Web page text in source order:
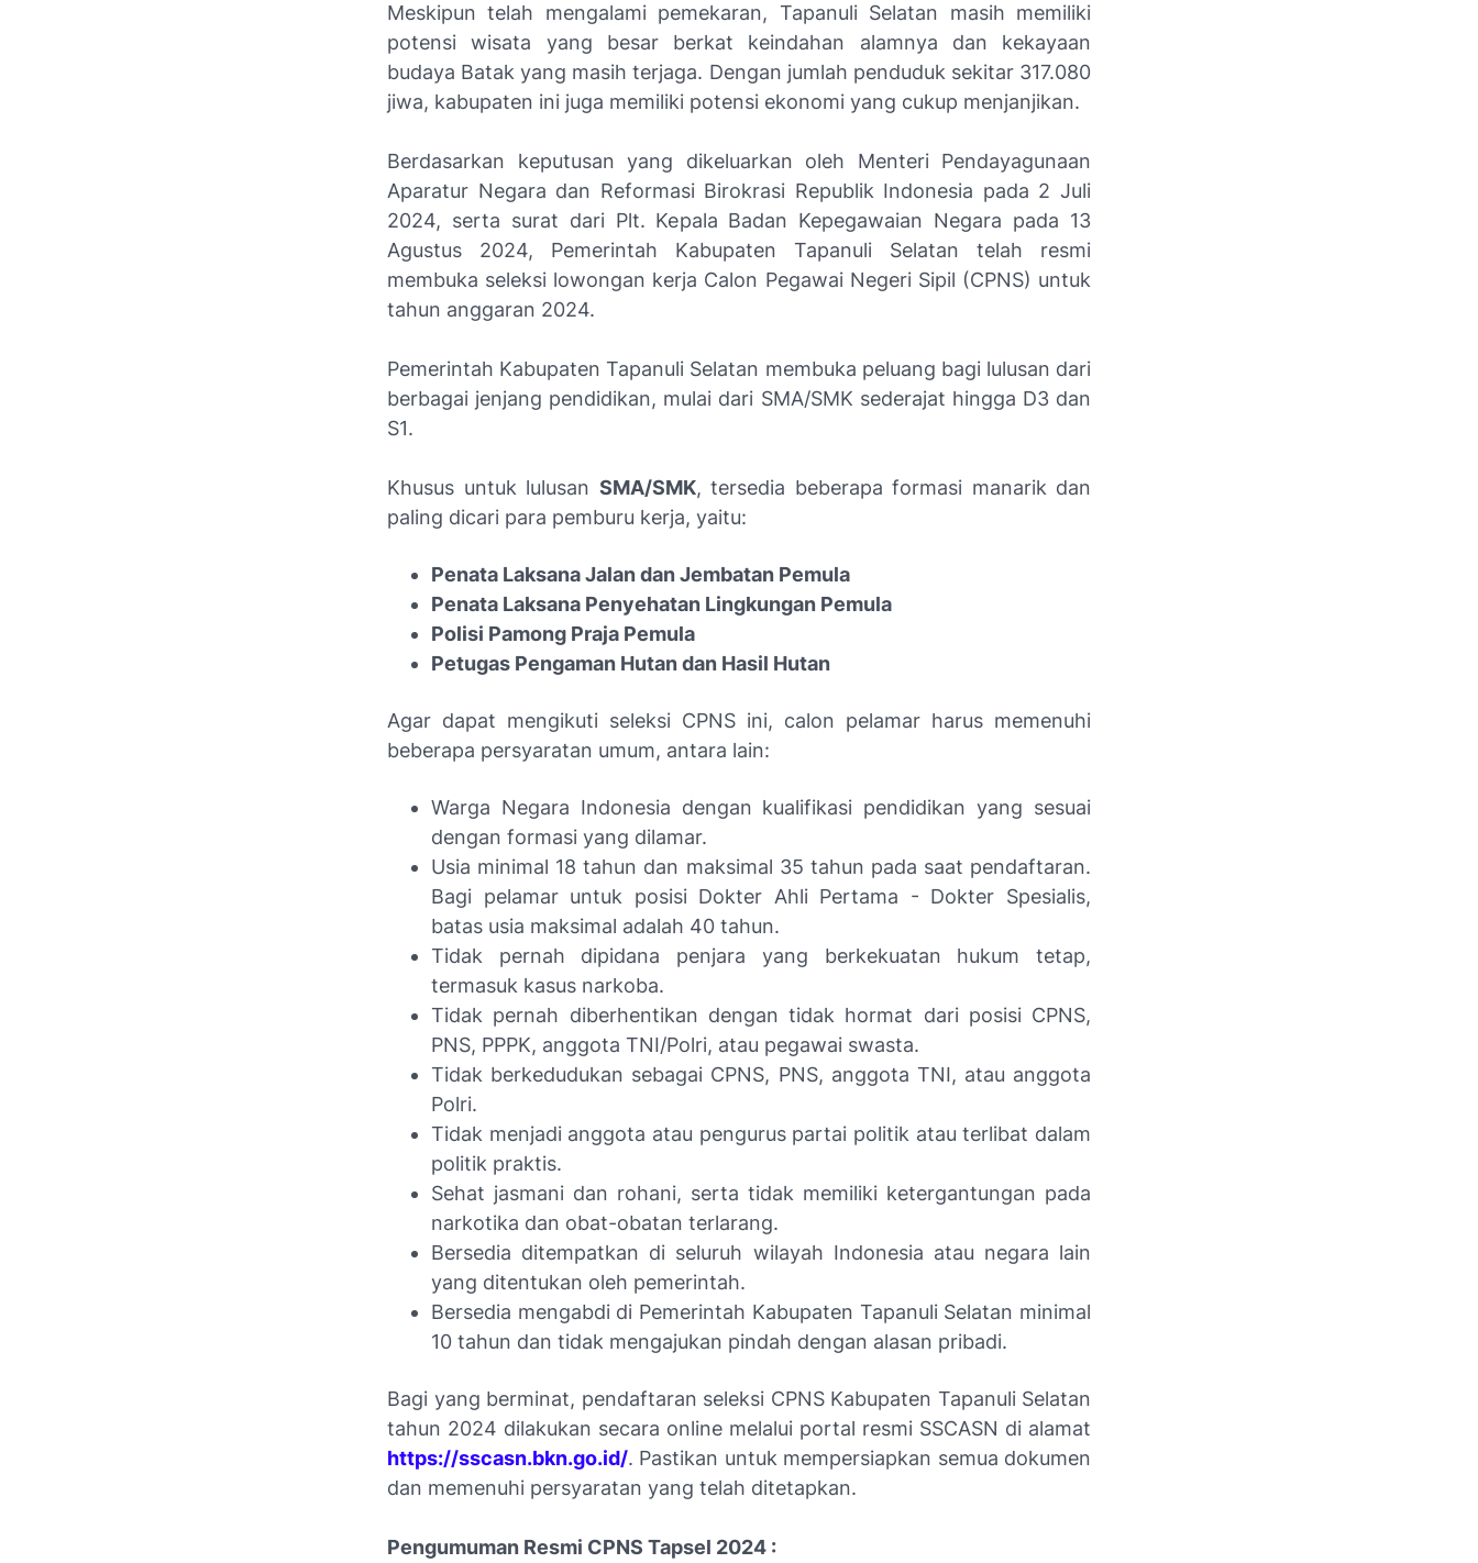
Meskipun telah mengalami pemekaran, Tapanuli Selatan masih memiliki
potensi wisata yang besar berkat keindahan alamnya dan kekayaan
budaya Batak yang masih terjaga. Dengan jumlah penduduk sekitar 317.080
jiwa, kabupaten ini juga memiliki potensi ekonomi yang cukup menjanjikan.
Berdasarkan keputusan yang dikeluarkan oleh Menteri Pendayagunaan
Aparatur Negara dan Reformasi Birokrasi Republik Indonesia pada 2 Juli
2024, serta surat dari Plt. Kepala Badan Kepegawaian Negara pada 13
Agustus 2024, Pemerintah Kabupaten Tapanuli Selatan telah resmi
membuka seleksi lowongan kerja Calon Pegawai Negeri Sipil (CPNS) untuk
tahun anggaran 2024.
Pemerintah Kabupaten Tapanuli Selatan membuka peluang bagi lulusan dari
berbagai jenjang pendidikan, mulai dari SMA/SMK sederajat hingga D3 dan
S1.
Khusus untuk lulusan SMA/SMK, tersedia beberapa formasi manarik dan
paling dicari para pemburu kerja, yaitu:
Penata Laksana Jalan dan Jembatan Pemula
Penata Laksana Penyehatan Lingkungan Pemula
Polisi Pamong Praja Pemula
Petugas Pengaman Hutan dan Hasil Hutan
Agar dapat mengikuti seleksi CPNS ini, calon pelamar harus memenuhi
beberapa persyaratan umum, antara lain:
Warga Negara Indonesia dengan kualifikasi pendidikan yang sesuai
dengan formasi yang dilamar.
Usia minimal 18 tahun dan maksimal 35 tahun pada saat pendaftaran.
Bagi pelamar untuk posisi Dokter Ahli Pertama - Dokter Spesialis,
batas usia maksimal adalah 40 tahun.
Tidak pernah dipidana penjara yang berkekuatan hukum tetap,
termasuk kasus narkoba.
Tidak pernah diberhentikan dengan tidak hormat dari posisi CPNS,
PNS, PPPK, anggota TNI/Polri, atau pegawai swasta.
Tidak berkedudukan sebagai CPNS, PNS, anggota TNI, atau anggota
Polri.
Tidak menjadi anggota atau pengurus partai politik atau terlibat dalam
politik praktis.
Sehat jasmani dan rohani, serta tidak memiliki ketergantungan pada
narkotika dan obat-obatan terlarang.
Bersedia ditempatkan di seluruh wilayah Indonesia atau negara lain
yang ditentukan oleh pemerintah.
Bersedia mengabdi di Pemerintah Kabupaten Tapanuli Selatan minimal
10 tahun dan tidak mengajukan pindah dengan alasan pribadi.
Bagi yang berminat, pendaftaran seleksi CPNS Kabupaten Tapanuli Selatan
tahun 2024 dilakukan secara online melalui portal resmi SSCASN di alamat
https://sscasn.bkn.go.id/. Pastikan untuk mempersiapkan semua dokumen
dan memenuhi persyaratan yang telah ditetapkan.
Pengumuman Resmi CPNS Tapsel 2024 :